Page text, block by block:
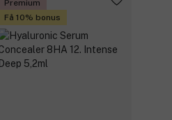
Premium
Få 10% bonus